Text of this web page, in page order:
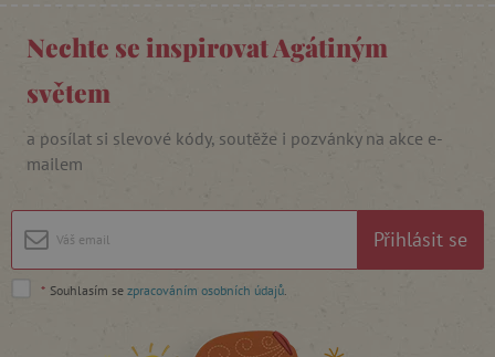
Nechte se inspirovat Agátiným
světem
a posílat si slevové kódy, soutěže i pozvánky na akce e-
mailem
Přihlásit se
* Souhlasím se zpracováním osobních údajů
Nezbytně nutné cookies
Nezbytně nutné soubory cookie umožňují
Doména
__cf_bm